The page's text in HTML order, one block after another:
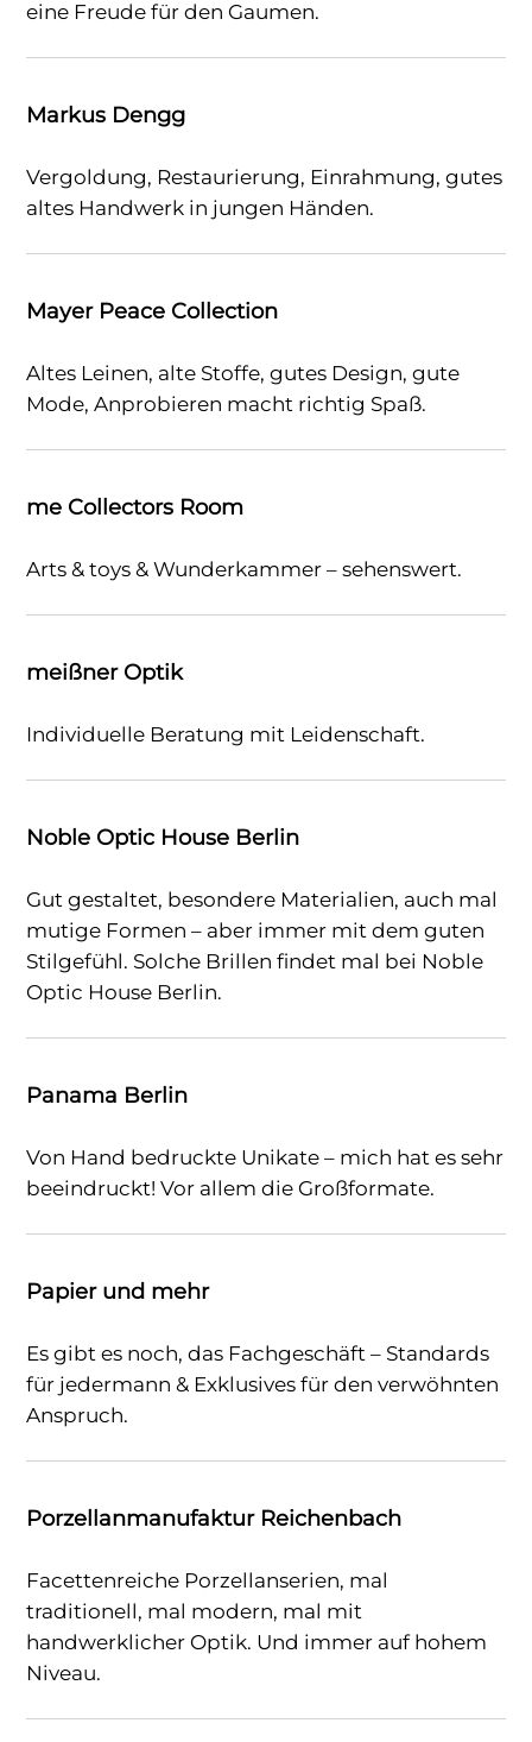
eine Freude für den Gaumen.
Markus Dengg
Vergoldung, Restaurierung, Einrahmung, gutes
altes Handwerk in jungen Händen.
Mayer Peace Collection
Altes Leinen, alte Stoffe, gutes Design, gute
Mode, Anprobieren macht richtig Spaß.
me Collectors Room
Arts & toys & Wunderkammer – sehenswert.
meißner Optik
Individuelle Beratung mit Leidenschaft.
Noble Optic House Berlin
Gut gestaltet, besondere Materialien, auch mal
mutige Formen – aber immer mit dem guten
Stilgefühl. Solche Brillen findet mal bei Noble
Optic House Berlin.
Panama Berlin
Von Hand bedruckte Unikate – mich hat es sehr
beeindruckt! Vor allem die Großformate.
Papier und mehr
Es gibt es noch, das Fachgeschäft – Standards
für jedermann & Exklusives für den verwöhnten
Anspruch.
Porzellanmanufaktur Reichenbach
Facettenreiche Porzellanserien, mal
traditionell, mal modern, mal mit
handwerklicher Optik. Und immer auf hohem
Niveau.